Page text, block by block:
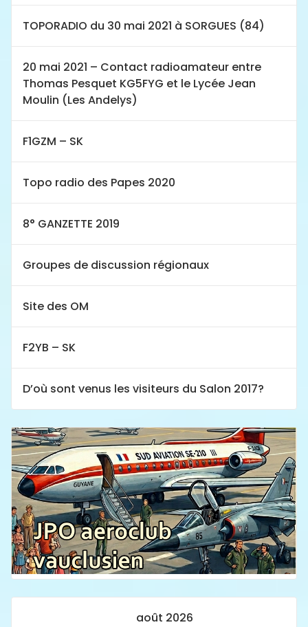
TOPORADIO du 30 mai 2021 à SORGUES (84)
20 mai 2021 – Contact radioamateur entre
Thomas Pesquet KG5FYG et le Lycée Jean
Moulin (Les Andelys)
F1GZM – SK
Topo radio des Papes 2020
8° GANZETTE 2019
Groupes de discussion régionaux
Site des OM
F2YB – SK
D’où sont venus les visiteurs du Salon 2017?
août 2026